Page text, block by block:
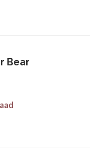
Bear